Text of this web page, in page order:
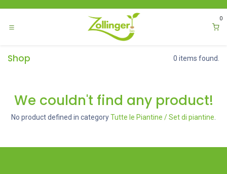
0
Shop 0 items found.
We couldn't find any product!
No product defined in categoryTutte le Piantine / Set di piantine